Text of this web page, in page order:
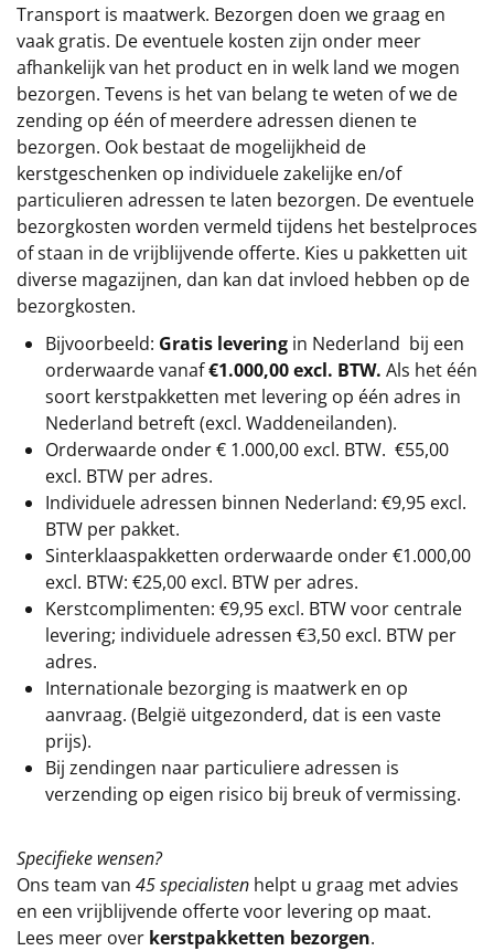
Transport is maatwerk. Bezorgen doen we graag en
vaak gratis. De eventuele kosten zijn onder meer
afhankelijk van het product en in welk land we mogen
bezorgen. Tevens is het van belang te weten of we de
zending op één of meerdere adressen dienen te
bezorgen. Ook bestaat de mogelijkheid de
kerstgeschenken op individuele zakelijke en/of
particulieren adressen te laten bezorgen. De eventuele
bezorgkosten worden vermeld tijdens het bestelproces
of staan in de vrijblijvende offerte. Kies u pakketten uit
diverse magazijnen, dan kan dat invloed hebben op de
bezorgkosten.
Bijvoorbeeld: Gratis levering in Nederland bij een
orderwaarde vanaf€1.000,00 excl. BTW. Als het één
soort kerstpakketten met levering op één adres in
Nederland betreft (excl. Waddeneilanden).
Orderwaarde onder € 1.000,00 excl. BTW. €55,00
excl. BTW per adres.
Individuele adressen binnen Nederland: €9,95 excl.
BTW per pakket.
Sinterklaaspakketten orderwaarde onder €1.000,00
excl. BTW: €25,00 excl. BTW per adres.
Kerstcomplimenten: €9,95 excl. BTW voor centrale
levering; individuele adressen €3,50 excl. BTW per
adres.
Internationale bezorging is maatwerk en op
aanvraag. (België uitgezonderd, dat is een vaste
prijs).
Bij zendingen naar particuliere adressen is
verzending op eigen risico bij breuk of vermissing.
Specifieke wensen?
Ons team van 45 specialisten helpt u graag met advies
en een vrijblijvende offerte voor levering op maat.
Lees meer over kerstpakketten bezorgen.